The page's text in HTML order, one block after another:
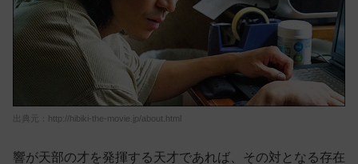
出典元：http://hibiki-the-movie.jp/about.html
響が天部の才を発揮する天才であれば、その対となる存在